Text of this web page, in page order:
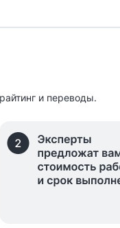
и переводы.